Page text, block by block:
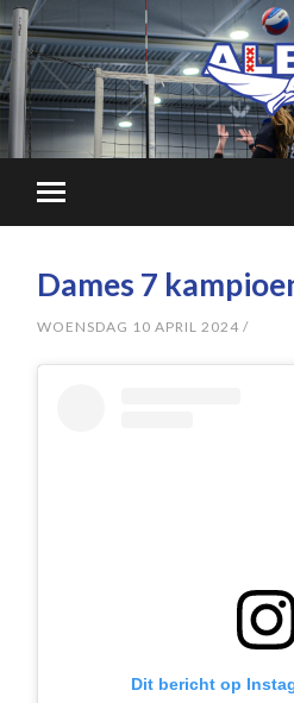
Dames 7
WOENSDAG 10 APRIL 2024 /
Dit bericht op